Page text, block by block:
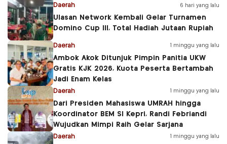
Daerah 6 hari yang lalu
Ulasan Network Kembali Gelar Turnamen
Domino Cup III, Total Hadiah Jutaan Rupiah
Daerah 1 minggu yang lalu
Ambok Akok Ditunjuk Pimpin Panitia UKW
Gratis KJK 2026, Kuota Peserta Bertambah
Jadi Enam Kelas
Daerah 1 minggu yang lalu
Dari Presiden Mahasiswa UMRAH hingga
Koordinator BEM SI Kepri, Randi Febriandi
Wujudkan Mimpi Raih Gelar Sarjana
Daerah 1 minggu yang lalu